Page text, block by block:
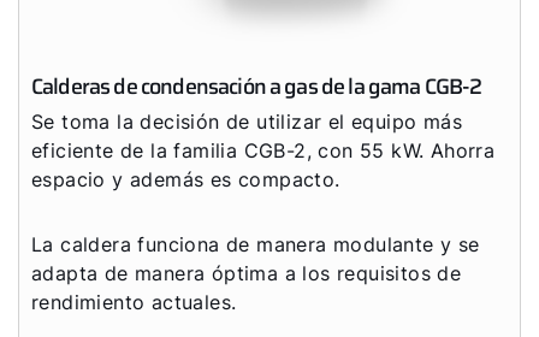
Calderas de condensación a gas de la gama CGB-2
Se toma la decisión de utilizar el equipo más
eficiente de la familia CGB-2, con 55 kW. Ahorra
espacio y además es compacto.
La caldera funciona de manera modulante y se
adapta de manera óptima a los requisitos de
rendimiento actuales.